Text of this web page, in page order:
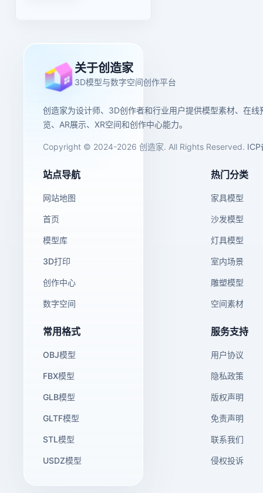
关于创造家
3D模型与数字空间创作平台
创造家为设计师、3D创作者和行业用户提供模型素材、在线
览、AR展示、XR空间和创作中心能力。
Copyright © 2024-2026 创造家. All Rights Reserved. ICP
站点导航
网站地图
首页
模型库
3D打印
创作中心
数字空间
热门分类
家具模型
沙发模型
灯具模型
室内场景
雕塑模型
空间素材
常用格式
OBJ模型
FBX模型
GLB模型
GLTF模型
STL模型
USDZ模型
服务支持
用户协议
隐私政策
版权声明
免责声明
联系我们
侵权投诉